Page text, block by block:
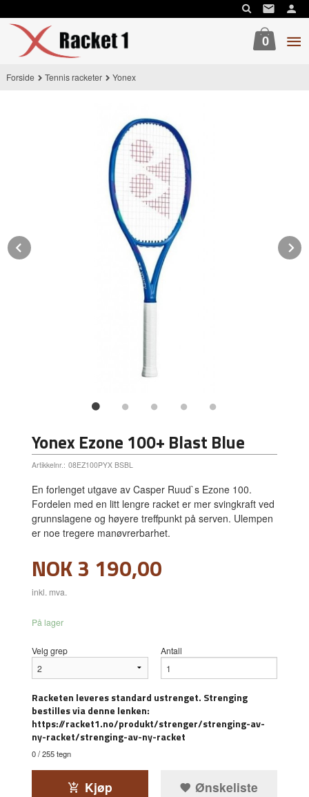
til
innholdet
0
Forside Tennis racketer Yonex
Yonex Ezone 100+ Blast Blue
Artikkelnr.: 08EZ100PYX BSBL
En forlenget utgave av Casper Ruud`s Ezone 100.
Fordelen med en litt lengre racket er mer svingkraft ved
grunnslagene og høyere treffpunkt på serven. Ulempen
er noe tregere manøvrerbarhet.
Pris
NOK3 190,00
inkl. mva.
På lager
Velg grep Antall
Racketen leveres standard ustrenget. Strenging
bestilles via denne lenken:
https://racket1.no/produkt/strenger/strenging-av-
ny-racket/strenging-av-ny-racket
0/ 255 tegn
Kjøp Ønskeliste